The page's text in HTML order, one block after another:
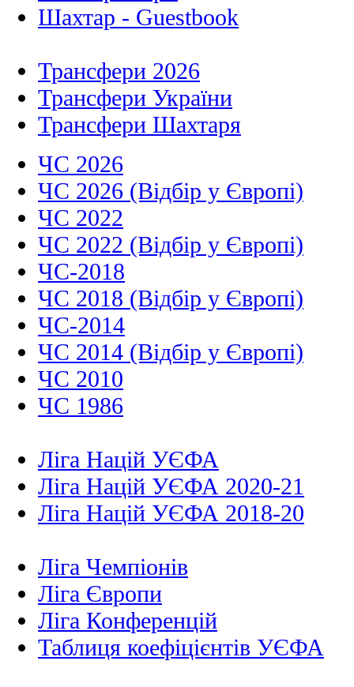
Шахтар - Guestbook
Трансфери 2026
Трансфери України
Трансфери Шахтаря
ЧС 2026
ЧС 2026 (Відбір у Європі)
ЧС 2022
ЧС 2022 (Відбір у Європі)
ЧС-2018
ЧС 2018 (Відбір у Європі)
ЧС-2014
ЧС 2014 (Відбір у Європі)
ЧС 2010
ЧС 1986
Ліга Націй УЄФА
Ліга Націй УЄФА 2020-21
Ліга Націй УЄФА 2018-20
Ліга Чемпіонів
Ліга Європи
Ліга Конференцій
Таблиця коефіцієнтів УЄФА